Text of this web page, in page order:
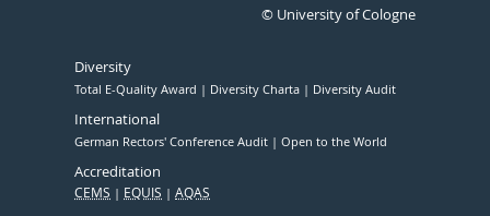
© University of Cologne
Diversity
Total E-Quality Award Diversity Charta Diversity Audit
International
German Rectors' Conference Audit Open to the World
Accreditation
CEMS EQUIS AQAS